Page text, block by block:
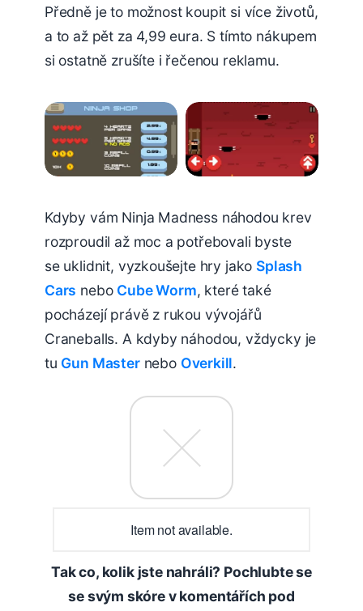
Předně je to možnost koupit si více životů,
a to až pět za 4,99 eura. S tímto nákupem
si ostatně zrušíte i řečenou reklamu.
Kdyby vám Ninja Madness náhodou krev
rozproudil až moc a potřebovali byste
se uklidnit, vyzkoušejte hry jakoSplash
Cars nebo Cube Worm, které také
pocházejí právě z rukou vývojářů
Craneballs. A kdyby náhodou, vždycky je
tu Gun Masternebo Overkill.
Item not available.
Tak co, kolik jste nahráli? Pochlubte se
se svým skóre v komentářích pod